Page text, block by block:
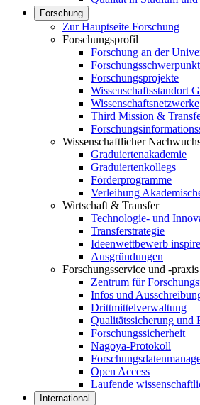
Forschung
Zur Hauptseite Forschung
Forschungsprofil
Forschung an der
Forschungsprojekte
Wissenschaftsstandort
Wissenschaftsnetzwerke
Third Mission &
Wissenschaftlicher
Graduiertenakademie
Graduiertenkollegs
Förderprogramme
Verleihung
Wirtschaft & Transfer
Technologie- und
Transferstrategie
Ideenwettbewerb
Ausgründungen
Forschungsservice und -praxis
Zentrum für
Infos und
Drittmittelverwaltung
Qualitätssicherung und
Forschungssicherheit
Nagoya-Protokoll
Open Access
Laufende
International